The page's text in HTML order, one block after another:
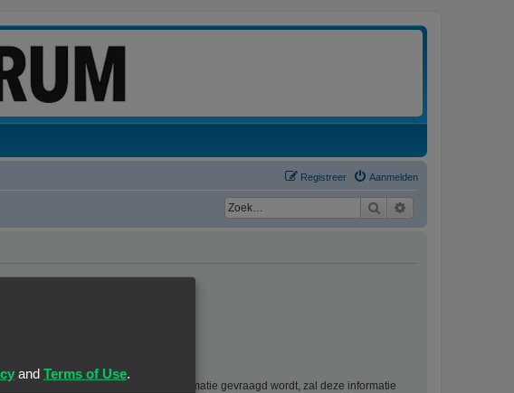
Aanmelden
Registreer
Zoek
gebruiker toch om persoonlijke informatie gevraagd wordt, zal deze informatie
and Terms of Use.